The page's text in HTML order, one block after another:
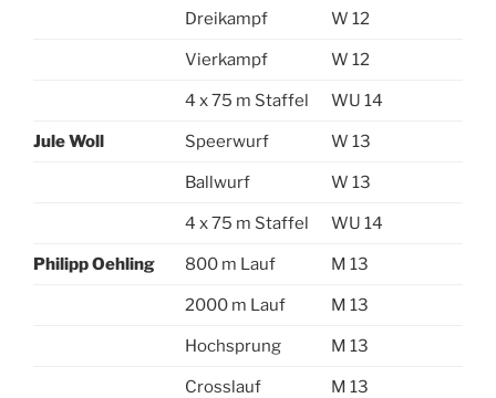
Dreikampf W 12
Vierkampf W 12
4 x 75 m Staffel WU 14
Jule Woll Speerwurf W 13
Ballwurf W 13
4 x 75 m Staffel WU 14
Philipp Oehling 800 m Lauf M 13
2000 m Lauf M 13
Hochsprung M 13
Crosslauf M 13